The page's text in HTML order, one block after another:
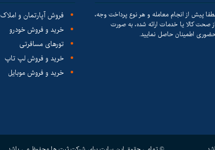
پیش از انجام معامله و هر نوع پرداخت وجه،
از صحت کالا یا خدمات ارائه شده، به صورت
اطمینان حاصل نمایید.
فروش آپارتمان و املاک
خرید و فروش خودرو
تورهای مسافرتی
خرید و فروش لپ تاپ
خرید و فروش موبایل